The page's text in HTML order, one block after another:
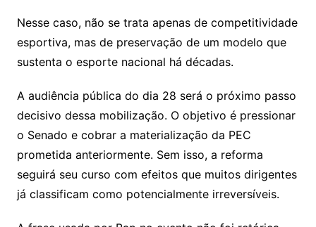
Nesse caso, não se trata apenas de competitividade
esportiva, mas de preservação de um modelo que
sustenta o esporte nacional há décadas.
A audiência pública do dia 28 será o próximo passo
decisivo dessa mobilização. O objetivo é pressionar
o Senado e cobrar a materialização da PEC
prometida anteriormente. Sem isso, a reforma
seguirá seu curso com efeitos que muitos dirigentes
já classificam como potencialmente irreversíveis.